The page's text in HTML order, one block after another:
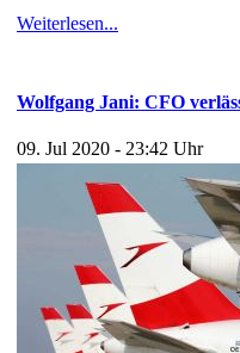
Weiterlesen...
Wolfgang Jani: CFO
09. Jul 2020 - 23:42 Uhr